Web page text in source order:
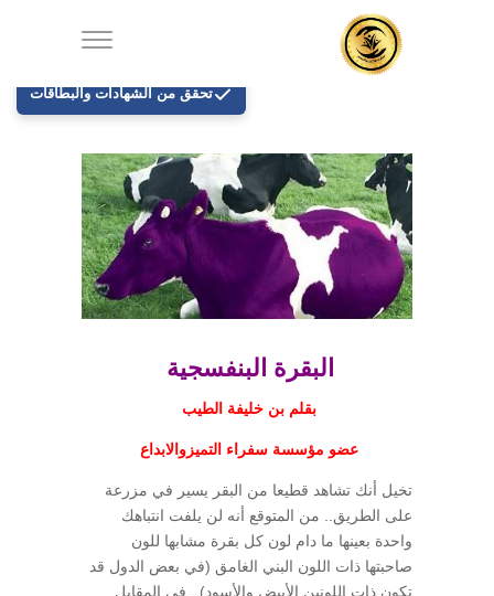
البقرة البنفسجية
بقلم بن خليفة الطيب
عضو مؤسسة سفراء التميزوالابداع
تخيل أنك تشاهد قطيعا من البقر يسير في مزرعة
على الطريق.. من المتوقع أنه لن يلفت انتباهك
واحدة بعينها ما دام لون كل بقرة مشابها للون
صاحبتها ذات اللون البني الغامق (في بعض الدول قد
تكون ذات اللونين الأبيض والأسود).. في المقابل
تحقق من الشهادات والبطاقات